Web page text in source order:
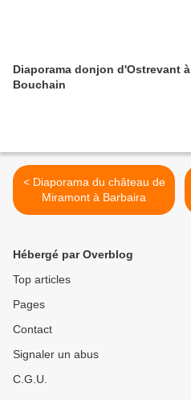
Diaporama donjon d'Ostrevant à
Bouchain
< Diaporama du château de
Miramont à Barbaira
Hébergé par Overblog
Top articles
Pages
Contact
Signaler un abus
C.G.U.